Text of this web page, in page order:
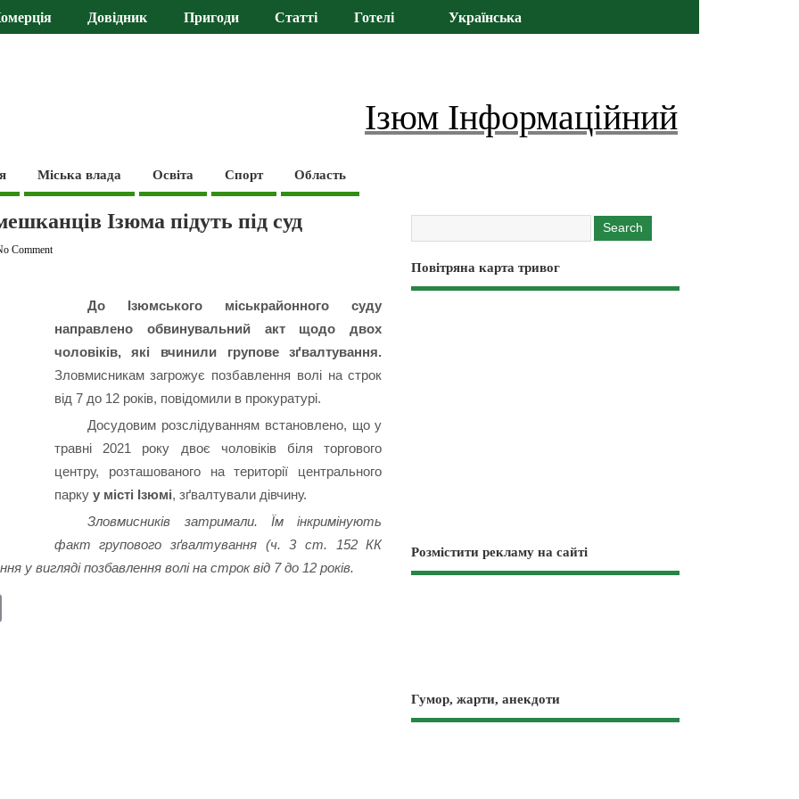
Довідник Пригоди Статті Готелі Українська
Ізюм Інформаційний
Міська влада Освіта Спорт Область
Ізюма підуть під суд
Comment
До Ізюмського міськрайонного суду
направлено обвинувальний акт щодо двох
чоловіків, які вчинили групове зґвалтування.
Зловмисникам загрожує позбавлення волі на строк
від 7 до 12 років, повідомили в прокуратурі.
Досудовим розслідуванням встановлено, що у
травні 2021 року двоє чоловіків біля торгового
центру, розташованого на території центрального
парку у місті Ізюмі, зґвалтували дівчину.
Зловмисників затримали. Їм інкримінують
факт групового зґвалтування (ч. 3 ст. 152 КК
у вигляді позбавлення волі на строк від 7 до 12 років.
Повітряна карта тривог
Розмістити рекламу на сайті
Гумор, жарти, анекдоти